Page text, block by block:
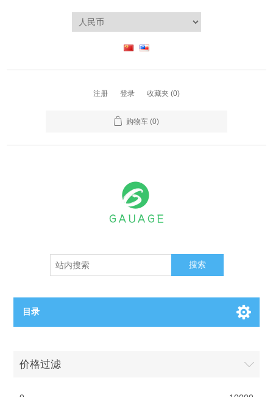
注册 登录 收藏夹 (0)
购物车 (0)
搜索
目录
价格过滤